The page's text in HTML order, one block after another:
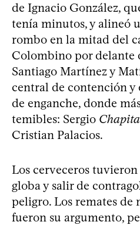
de Ignacio González,
tenía minutos, y alineó
rombo en la mitad del
Colombino por delante
Santiago Martínez y
central de contención y
de enganche, donde
temibles: Sergio Chapita
Cristian Palacios.
Los cerveceros
globa y salir de
peligro. Los remates de
fueron su argumento,